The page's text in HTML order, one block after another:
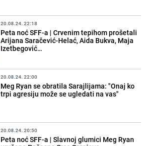
20.08.24. 22:18
Peta noć SFF-a | Crvenim tepihom prošetali
Arijana Saračević-Helać, Aida Bukva, Maja
Izetbegović…
20.08.24. 22:00
Meg Ryan se obratila Sarajlijama: "Onaj ko
trpi agresiju može se ugledati na vas"
20.08.24. 20:50
Peta noć SFF-a | Slavnoj glumici Meg Ryan